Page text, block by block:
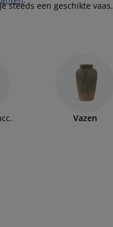
steeds een geschikte vaas.
Vazen